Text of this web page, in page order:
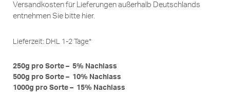
Versandkosten für Lieferungen außerhalb Deutschlands
entnehmen Sie bitte hier.
Lieferzeit: DHL 1-2 Tage*
250g pro Sorte – 5% Nachlass
500g pro Sorte – 10% Nachlass
1000g pro Sorte – 15% Nachlass